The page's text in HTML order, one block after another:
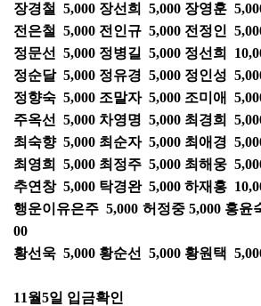
장경철 5,000 장선희 5,000 장영훈
전은철 5,000 전인규 5,000 전정인
정문선 5,000 정병길 5,000 정선희
정순달 5,000 정유경 5,000 정인성
정향숙 5,000 조말자 5,000 조미애
주옥선 5,000 차영명 5,000 최경희
최숙향 5,000 최순자 5,000 최애경
최영희 5,000 최정주 5,000 최해웅
추연창 5,000 탁경완 5,000 하재홍
행운이유은주 5,000 허정중 5,000 홍윤
00
황선욱 5,000 황순선 5,000 황원택
11월5일 입금확인